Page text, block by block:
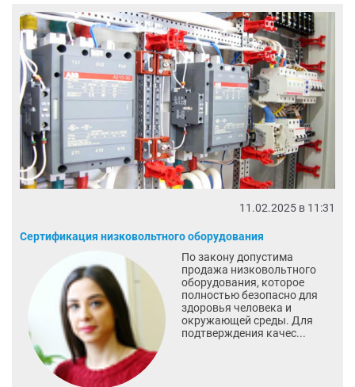
11.02.2025 в 11:31
Сертификация низковольтного оборудования
По закону допустима
продажа низковольтного
оборудования, которое
полностью безопасно для
здоровья человека и
окружающей среды. Для
подтверждения качес...